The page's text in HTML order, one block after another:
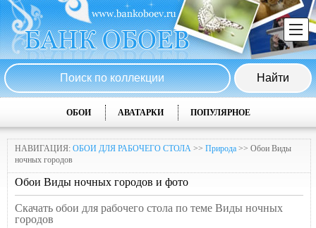
ОБОИ АВАТАРКИ ПОПУЛЯРНОЕ
НАВИГАЦИЯ: ОБОИ ДЛЯ РАБОЧЕГО СТОЛА >> Природа >> Обои Виды
ночных городов
Обои Виды ночных городов и фото
Скачать обои для рабочего стола по теме Виды ночных
городов